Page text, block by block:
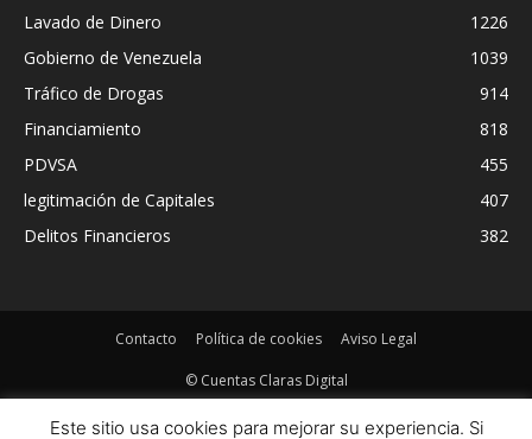
Lavado de Dinero
1226
Gobierno de Venezuela
1039
Tráfico de Drogas
914
Financiamiento
818
PDVSA
455
legitimación de Capitales
407
Delitos Financieros
382
Contacto Política de cookies Aviso Legal
© Cuentas Claras Digital
Este sitio usa cookies para mejorar su experiencia. Si